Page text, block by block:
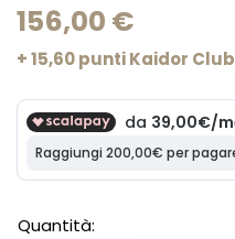
156,00 €
+ 15,60 punti Kaidor Club
Quantità: